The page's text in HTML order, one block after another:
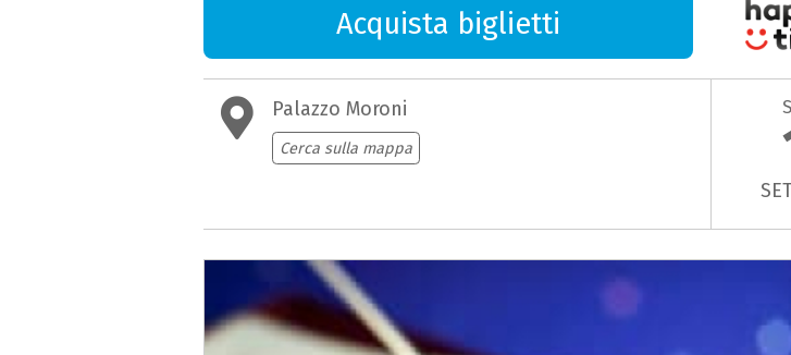
Acquista biglietti
Palazzo Moroni
Cerca sulla mappa